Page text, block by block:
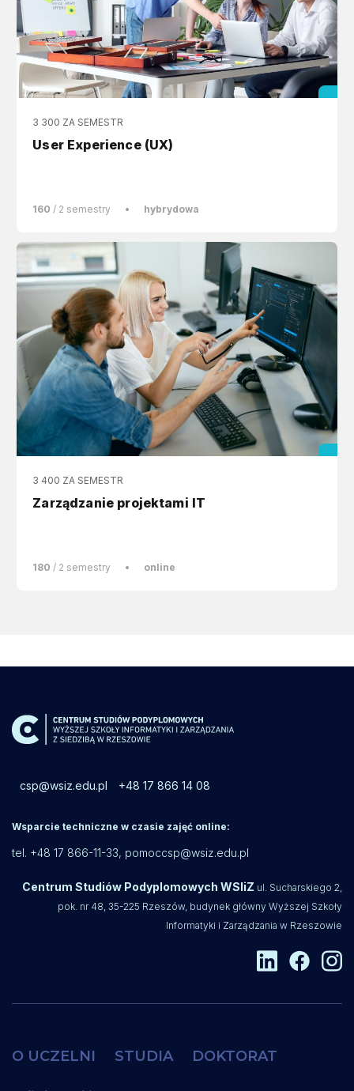
3 300 ZA SEMESTR
User Experience (UX)
160 / 2 semestry • hybrydowa
3 400 ZA SEMESTR
Zarządzanie projektami IT
180 / 2 semestry • online
csp@wsiz.edu.pl +48 17 866 14 08
Wsparcie techniczne w czasie zajęć online:
tel. +48 17 866-11-33, pomoccsp@wsiz.edu.pl
Centrum Studiów Podyplomowych WSIiZ ul. Sucharskiego 2,
pok. nr 48, 35-225 Rzeszów, budynek główny Wyższej Szkoły
Informatyki i Zarządzania w Rzeszowie
O UCZELNI STUDIA DOKTORAT